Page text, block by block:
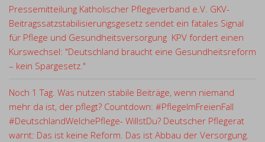
Pressemitteilung Katholischer Pflegeverband e.V. GKV-
Beitragssatzstabilisierungsgesetz sendet ein fatales Signal
für Pflege und Gesundheitsversorgung KPV fordert einen
Kurswechsel: "Deutschland braucht eine Gesundheitsreform
– kein Spargesetz."
Noch 1 Tag. Was nutzen stabile Beiträge, wenn niemand
mehr da ist, der pflegt? Countdown: #PflegeImFreienFall
#DeutschlandWelchePflege- WillstDu? Deutscher Pflegerat
warnt: Das ist keine Reform. Das ist Abbau der Versorgung.